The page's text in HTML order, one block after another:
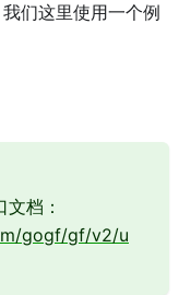
们这里使用一个例
档：
gogf/gf/v2/u